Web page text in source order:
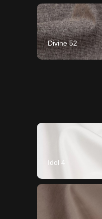
Divine 52
Idol 4